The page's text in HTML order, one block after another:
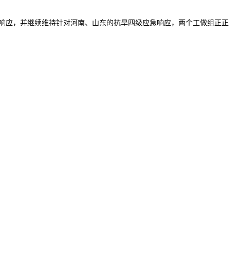
，并继续维持针对河南、山东的抗旱四级应急响应，两个工做组正正